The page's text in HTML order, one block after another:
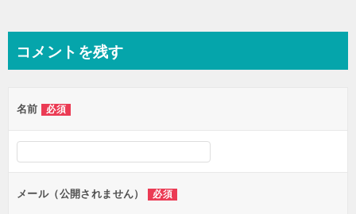
コメントを残す
名前 必須
メール（公開されません） 必須